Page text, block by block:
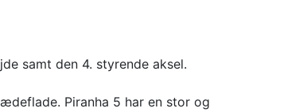
samt den 4. styrende aksel.
Piranha 5 har en stor og